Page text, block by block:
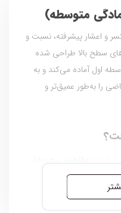
متوسطه)
و اعشار پیشرفته، نسبت و
سطح بالا طراحی شده
اول آماده می‌کند و به
را به‌طور عمیق‌تر و
شد. تمرین‌های
به شما کمک